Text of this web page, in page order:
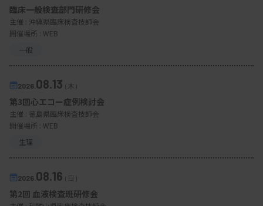
臨床一般検査部門研修会
主催 : 沖縄県臨床検査技師会
開催場所 : WEB
一般
2026. 08.13（木）
第3回心エコー症例検討会
主催 : 徳島県臨床検査技師会
開催場所 : WEB
生理
2026. 08.16（日）
第2回 血液検査班研修会